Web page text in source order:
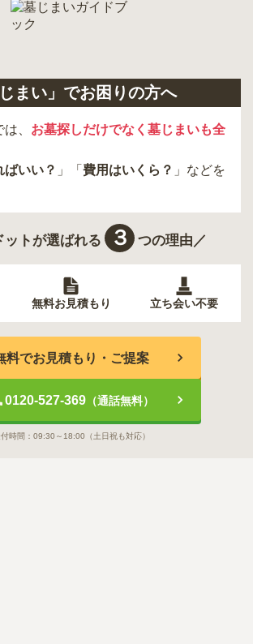
田市 府中市
島市
区 墨田区
杉並区
じまい」でお困りの方へ
、 お墓探しだけでなく墓じまいも全
ばいい？ 」「 費用はいくら？ 」などを
ットが選ばれる ３ つの理由／
無料お見積もり 立ち会い不要
料でお見積もり・ご提案
0120-527-369（通話無料）
時間： 09:30～18:00 （土日祝も対応）